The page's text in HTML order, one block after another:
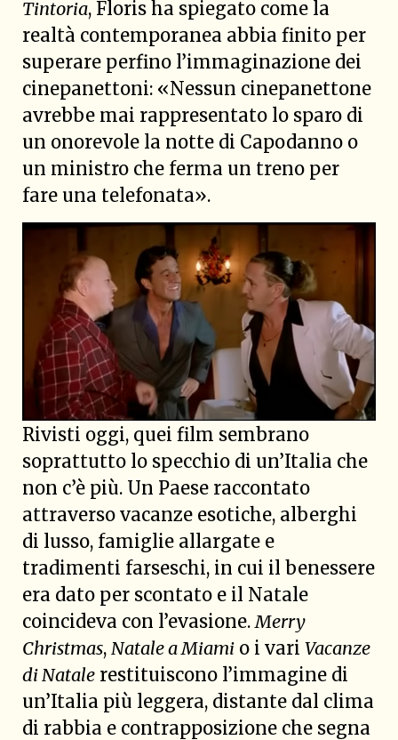
Tintoria, Floris ha spiegato come la
realtà contemporanea abbia finito per
superare perfino l’immaginazione dei
cinepanettoni: «Nessun cinepanettone
avrebbe mai rappresentato lo sparo di
un onorevole la notte di Capodanno o
un ministro che ferma un treno per
fare una telefonata».
Rivisti oggi, quei film sembrano
soprattutto lo specchio di un’Italia che
non c’è più. Un Paese raccontato
attraverso vacanze esotiche, alberghi
di lusso, famiglie allargate e
tradimenti farseschi, in cui il benessere
era dato per scontato e il Natale
coincideva con l’evasione. Merry
Christmas, Natale a Miami o i vari Vacanze
di Natale restituiscono l’immagine di
un’Italia più leggera, distante dal clima
di rabbia e contrapposizione che segna